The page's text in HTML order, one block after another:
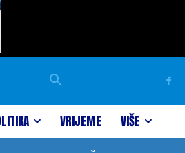
VRIJEME VIŠE